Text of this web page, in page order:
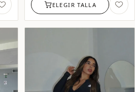
ELEGIR TALLA